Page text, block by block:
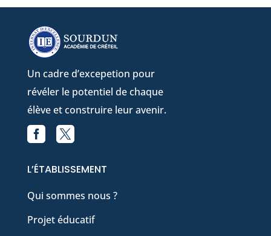
Un cadre d’excepetion pour
révéler le potentiel de chaque
élève et construire leur avenir.
 Facebook

L’ÉTABLISSEMENT
Qui sommes nous ?
Projet éducatif